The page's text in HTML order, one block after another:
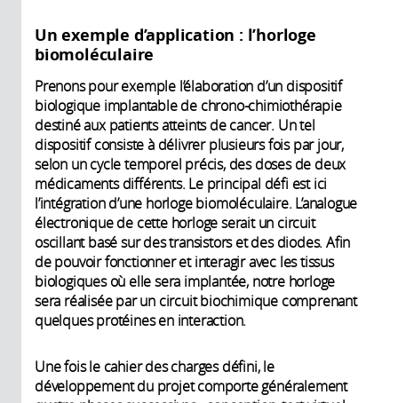
Un exemple d’application : l’horloge
biomoléculaire
Prenons pour exemple l’élaboration d’un dispositif
biologique implantable de chrono-chimiothérapie
destiné aux patients atteints de cancer. Un tel
dispositif consiste à délivrer plusieurs fois par jour,
selon un cycle temporel précis, des doses de deux
médicaments différents. Le principal défi est ici
l’intégration d’une horloge biomoléculaire. L’analogue
électronique de cette horloge serait un circuit
oscillant basé sur des transistors et des diodes. Afin
de pouvoir fonctionner et interagir avec les tissus
biologiques où elle sera implantée, notre horloge
sera réalisée par un circuit biochimique comprenant
quelques protéines en interaction.
Une fois le cahier des charges défini, le
développement du projet comporte généralement